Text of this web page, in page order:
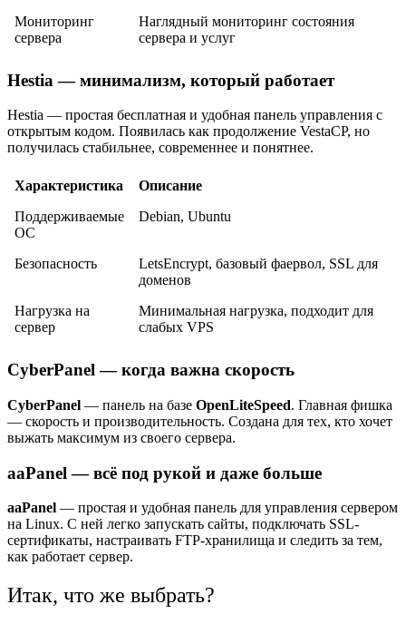
Мониторинг
сервера
Наглядный мониторинг состояния
сервера и услуг
Hestia — минимализм, который работает
Hestia — простая бесплатная и удобная панель управления с
открытым кодом. Появилась как продолжение VestaCP, но
получилась стабильнее, современнее и понятнее.
Характеристика
Описание
Поддерживаемые
ОС
Debian, Ubuntu
Безопасность
LetsEncrypt, базовый фаервол, SSL для
доменов
Нагрузка на
сервер
Минимальная нагрузка, подходит для
слабых VPS
CyberPanel — когда важна скорость
CyberPanel — панель на базе OpenLiteSpeed. Главная фишка
— скорость и производительность. Создана для тех, кто хочет
выжать максимум из своего сервера.
aaPanel — всё под рукой и даже больше
aaPanel — простая и удобная панель для управления сервером
на Linux. С ней легко запускать сайты, подключать SSL-
сертификаты, настраивать FTP-хранилища и следить за тем,
как работает сервер.
Итак, что же выбрать?